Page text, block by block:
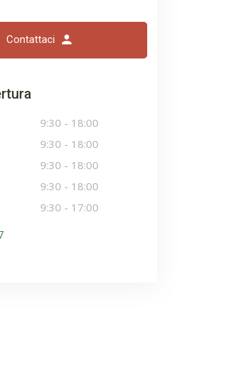
Contattaci
9:30 - 18:00
9:30 - 18:00
9:30 - 18:00
9:30 - 18:00
9:30 - 17:00